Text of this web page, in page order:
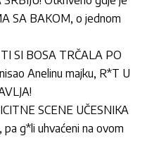
SA BAKOM, o jednom
SI BOSA TRČALA PO
Anelinu majku, R*T U
SCENE UČESNIKA
pa g*li uhvaćeni na ovom